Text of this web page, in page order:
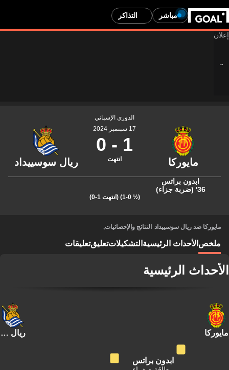
مباشر التذاكر
الدوري الإسباني
17 سبتمبر 2024
1
-
0
انتهت
ابدون براتس
36' (ضربة جزاء)
(½ 1-0) (انتهت 1-0)
مايوركا ضد ريال سوسييداد النتائج والإحصائيات,
ملخص الأحداث الرئيسية التشكيلاتتعليقتعليقات
الأحداث الرئيسية
مايوركا ريال سوسييداد
ابدون براتس